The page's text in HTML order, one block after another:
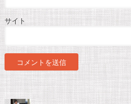
サイト